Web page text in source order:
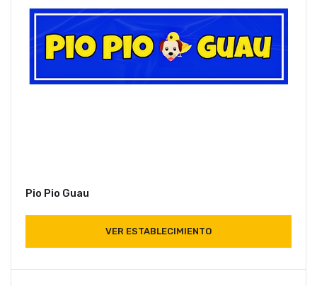
Pio Pio Guau
VER ESTABLECIMIENTO